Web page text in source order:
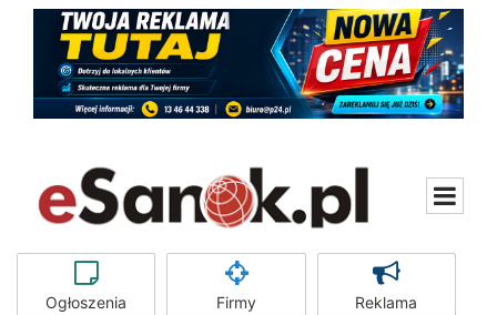
Ogłoszenia Firmy Reklama